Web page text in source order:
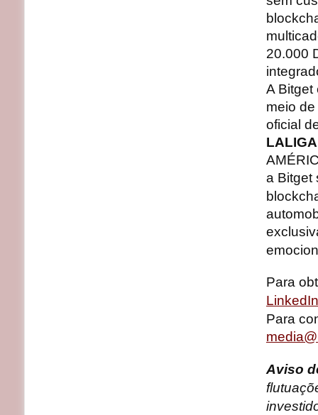
20.000
A Bitget
meio
oficial
LALIGA
a Bitget
Para
LinkedIn
Para
Aviso